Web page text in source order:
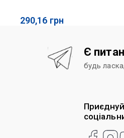
290,16 грн
Є
будь